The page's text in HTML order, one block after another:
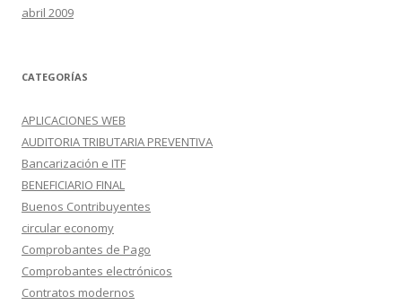
abril 2009
CATEGORÍAS
APLICACIONES WEB
AUDITORIA TRIBUTARIA PREVENTIVA
Bancarización e ITF
BENEFICIARIO FINAL
Buenos Contribuyentes
circular economy
Comprobantes de Pago
Comprobantes electrónicos
Contratos modernos